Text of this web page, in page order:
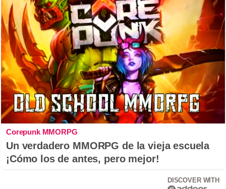
Corepunk MMORPG
Un verdadero MMORPG de la vieja escuela
¡Cómo los de antes, pero mejor!
DISCOVER WITH